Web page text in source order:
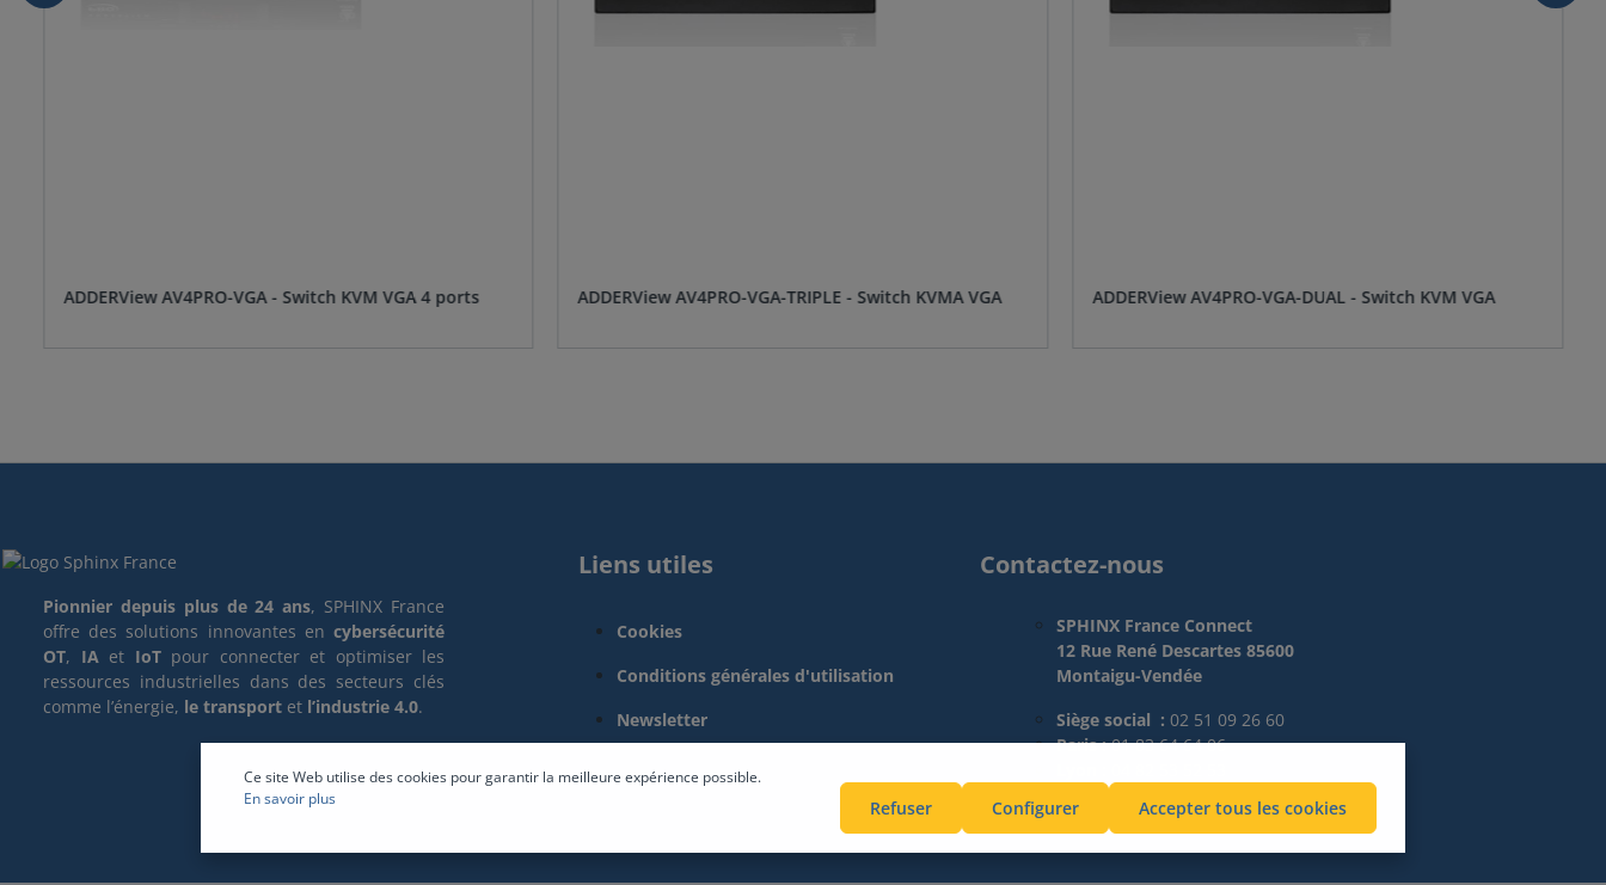
ADDERView AV4PRO-VGA - Switch KVM VGA 4 ports ADDERView AV4PRO-VGA-TRIPLE - Switch KVMA VGA ADDERView AV4PRO-VGA-DUAL - Switch KVM VGA
Pionnier depuis plus de 24 ans, SPHINX France
offre des solutions innovantes en cybersécurité
OT, IAet IoT pour connecter et optimiser les
ressources industrielles dans des secteurs clés
comme l’énergie, le transport et l’industrie 4.0.
Liens utiles
Cookies
Conditions générales d'utilisation
Newsletter
Contactez-nous
SPHINX France Connect
12 Rue René Descartes 85600
Montaigu-Vendée
Siège social : 02 51 09 26 60
Paris :01 83 64 64 06
Ce site Web utilise des cookies pour garantir la meilleure expérience possible.
En savoir plus
Refuser Configurer Accepter tous les cookies